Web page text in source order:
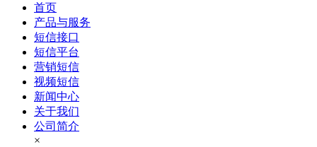
首页
产品与服务
短信接口
短信平台
营销短信
视频短信
新闻中心
关于我们
公司简介
×